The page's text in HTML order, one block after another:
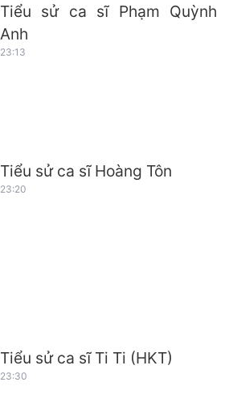
Tiểu sử ca sĩ Phạm Quỳnh
Anh
23:13
Tiểu sử ca sĩ Hoàng Tôn
23:20
Tiểu sử ca sĩ Ti Ti (HKT)
23:30